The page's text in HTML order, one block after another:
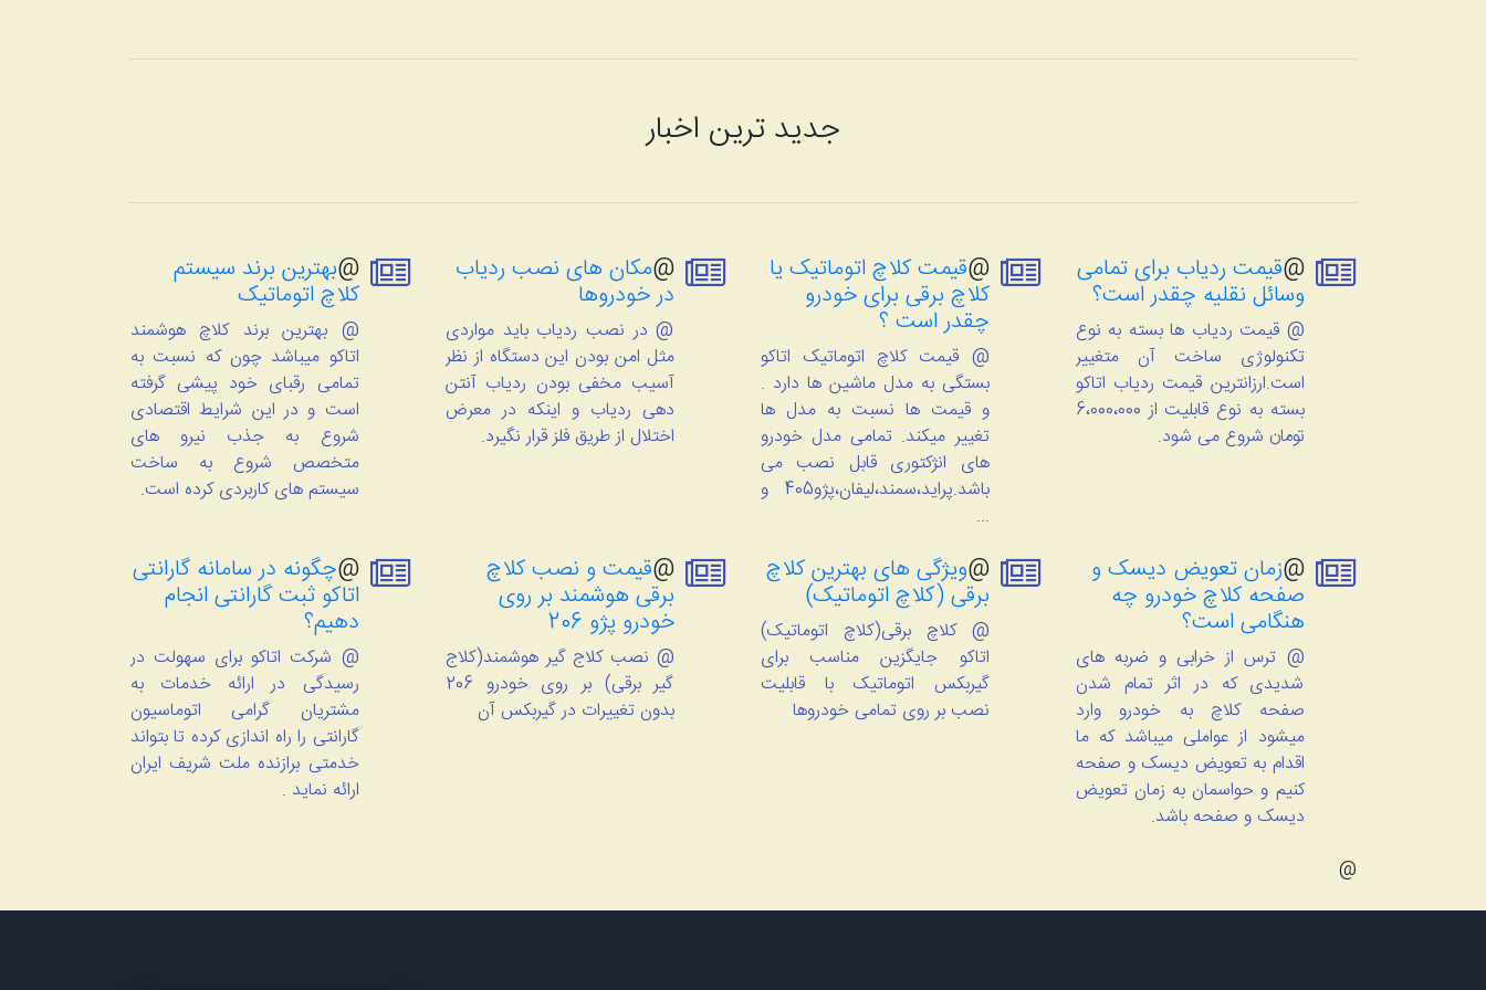
جدید ترین اخبار
@قیمت ردیاب برای تمامی
وسائل نقلیه چقدر است؟
@ قیمت ردیاب ها بسته به نوع
تکنولوژی ساخت آن متغییر
است.ارزانترین قیمت ردیاب اتاکو
بسته به نوع قابلیت از 6،000،000
تومان شروع می شود.
@قیمت کلاچ اتوماتیک یا
کلاچ برقی برای خودرو
چقدر است ؟
@ قیمت کلاچ اتوماتیک اتاکو
بستگی به مدل ماشین ها دارد .
و قیمت ها نسبت به مدل ها
تغییر میکند. تمامی مدل خودرو
های انژکتوری قابل نصب می
باشد.پراید،سمند،لیفان،پژو405 و
...
@مکان های نصب ردیاب
در خودروها
@ در نصب ردیاب باید مواردی
مثل امن بودن این دستگاه از نظر
آسیب مخفی بودن ردیاب آنتن
دهی ردیاب و اینکه در معرض
اختلال از طریق فلز قرار نگیرد.
@بهترین برند سیستم
کلاچ اتوماتیک
@ بهترین برند کلاچ هوشمند
اتاکو میباشد چون که نسبت به
تمامی رقبای خود پیشی گرفته
است و در این شرایط اقتصادی
شروع به جذب نیرو های
متخصص شروع به ساخت
سیستم های کاربردی کرده است.
@زمان تعویض دیسک و
صفحه کلاچ خودرو چه
هنگامی است؟
@ ترس از خرابی و ضربه های
شدیدی که در اثر تمام شدن
صفحه کلاچ به خودرو وارد
میشود از عواملی میباشد که ما
اقدام به تعویض دیسک و صفحه
کنیم و حواسمان به زمان تعویض
دیسک و صفحه باشد.
@ویژگی های بهترین کلاچ
برقی (کلاچ اتوماتیک)
@ کلاچ برقی(کلاچ اتوماتیک)
اتاکو جایگزین مناسب برای
گیربکس اتوماتیک با قابلیت
نصب بر روی تمامی خودروها
@قیمت و نصب کلاچ
برقی هوشمند بر روی
خودرو پژو 206
@ نصب کلاج گیر هوشمند(کلاج
گیر برقی) بر روی خودرو 206
بدون تغییرات در گیربکس آن
@چگونه در سامانه گارانتی
اتاکو ثبت گارانتی انجام
دهیم؟
@ شرکت اتاکو برای سهولت در
رسیدگی در ارائه خدمات به
مشتریان گرامی اتوماسیون
گارانتی را راه اندازی کرده تا بتواند
خدمتی برازنده ملت شریف ایران
ارائه نماید .
@